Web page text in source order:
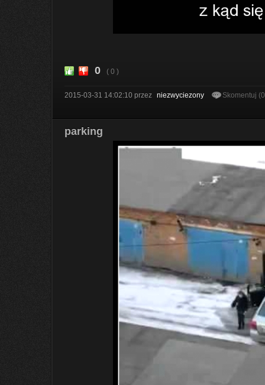
0 ( 0 )
2015-03-31 14:02:10 przez niezwyciezony Skomentuj
parking